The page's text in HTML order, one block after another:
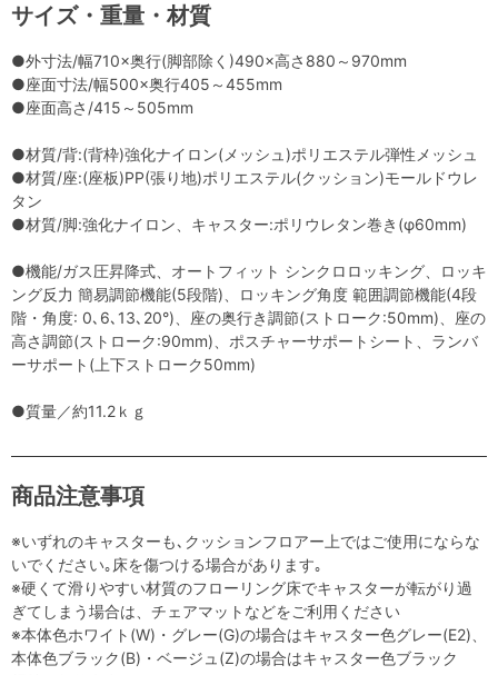
サイズ・重量・材質
●外寸法/幅710×奥行(脚部除く)490×高さ880～970mm
●座面寸法/幅500×奥行405～455mm
●座面高さ/415～505mm
●材質/背:(背枠)強化ナイロン(メッシュ)ポリエステル弾性メッシュ
●材質/座:(座板)PP(張り地)ポリエステル(クッション)モールドウレ
タン
●材質/脚:強化ナイロン、キャスター:ポリウレタン巻き(φ60mm)
●機能/ガス圧昇降式、オートフィット シンクロロッキング、ロッキ
ング反力 簡易調節機能(5段階)、ロッキング角度 範囲調節機能(4段
階・角度: 0､6､13､20°)、座の奥行き調節(ストローク:50mm)、座の
高さ調節(ストローク:90mm)、ポスチャーサポートシート、ランバ
ーサポート(上下ストローク50mm)
●質量／約11.2ｋｇ
商品注意事項
※いずれのキャスターも､クッションフロアー上ではご使用にならな
いでください｡床を傷つける場合があります｡
※硬くて滑りやすい材質のフローリング床でキャスターが転がり過
ぎてしまう場合は、チェアマットなどをご利用ください
※本体色ホワイト(W)・グレー(G)の場合はキャスター色グレー(E2)、
本体色ブラック(B)・ベージュ(Z)の場合はキャスター色ブラック